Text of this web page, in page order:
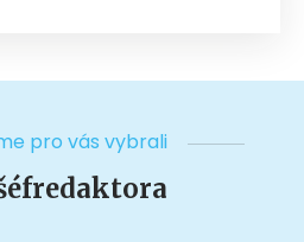
pro vás vybrali